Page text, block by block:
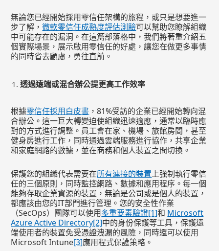
無論您已經開始採用零信任架構的旅程，或只是想要進一
步了解，微軟零信任成熟度評估測驗可以幫助您瞭解組織
中可能存在的漏洞。在這篇部落格中，我們將著重介紹五
個實際場景，展示啟用零信任的好處，讓您在做更多事情
的同時省去顧慮，勇往直前。
透過遠端或混合辦公提更高工作效率
根據零信任採用白皮書 ，81%受訪的企業已經開始轉向混
合辦公。這一巨大轉變迫使組織迅速適應，通常以臨時應
對的方式進行調整。員工會在家、機場、旅館房間，甚至
健身房進行工作，同時通過雲端服務進行協作，共享企業
和家庭網路的數據，並在商務和個人裝置之間切換。
保護您的組織代表需要在所有連接的裝置上強制執行零信
任的三個原則，同時監控網路、數據和應用程序。每一個
能夠存取企業資源的裝置，無論是公司或是個人的裝置，
都應該由您的IT部門進行管理。您的安全性作業
（SecOps）團隊可以使用多重要素驗證[1]和 Microsoft
Azure Active Directory[2]中的身份保護等工具，保護遠
端使用者的裝置免受憑證洩漏的風險，同時還可以使用
Microsoft Intune[3]應用程式保護策略。